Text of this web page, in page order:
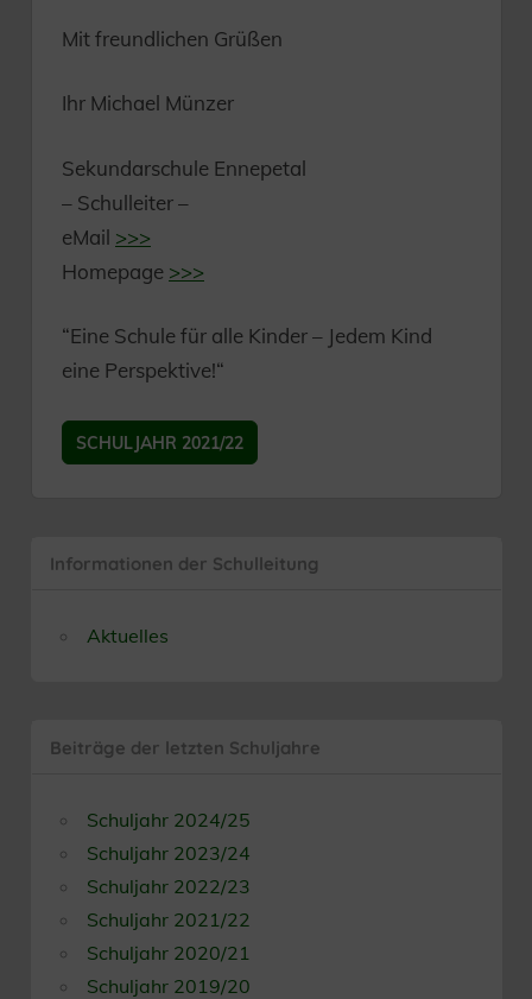
Mit freundlichen Grüßen
Ihr Michael Münzer
Sekundarschule Ennepetal
– Schulleiter –
eMail >>>
Homepage >>>
“Eine Schule für alle Kinder – Jedem Kind
eine Perspektive!“
SCHULJAHR 2021/22
Informationen der Schulleitung
Aktuelles
Beiträge der letzten Schuljahre
Schuljahr 2024/25
Schuljahr 2023/24
Schuljahr 2022/23
Schuljahr 2021/22
Schuljahr 2020/21
Schuljahr 2019/20